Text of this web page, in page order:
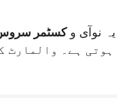
یہ نوآی وکسٹمر
ہوتی ہے۔ والمارٹ